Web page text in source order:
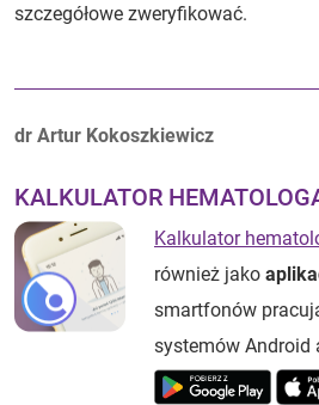
szczegółowe zweryfikować.
Autorzy:
dr Artur Kokoszkiewicz
KALKULATOR
Kalkulator
również jako
smartfonów
systemów Android